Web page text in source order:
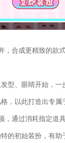
，合成更精致的款
型、眼睛开始，
，以此打造出专属
，通过消耗指定道
的初始装扮，有助